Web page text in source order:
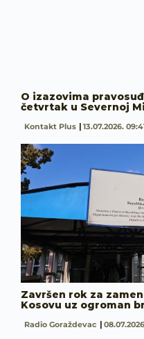
O izazovima
četvrtak u Severnoj
Kontakt Plus 13.07.2026.
Završen rok za
Kosovu uz ogroman
Radio Goraždevac